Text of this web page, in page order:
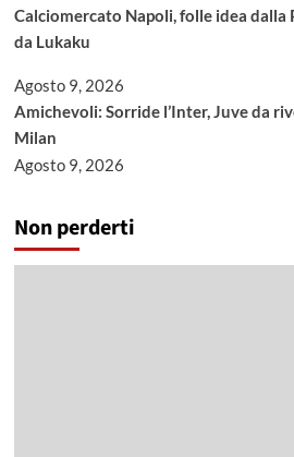
Calciomercato Napoli, folle idea
da Lukaku
Agosto 9, 2026
Amichevoli: Sorride l’Inter, Juve da
Milan
Agosto 9, 2026
Non perderti